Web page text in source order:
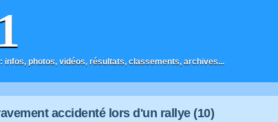
infos, photos, vidéos, résultats, classements, archives...
accidenté lors d'un rallye (10)